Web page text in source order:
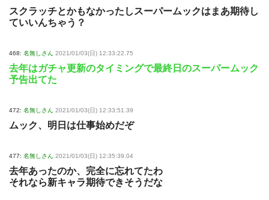
スクラッチとかもなかったしスーパームックはまあ期待し
ていいんちゃう？
468: 名無しさん 2021/01/03(日) 12:33:22.75
去年はガチャ更新のタイミングで最終日のスーパームック
予告出てた
472: 名無しさん 2021/01/03(日) 12:33:51.39
ムック、明日は仕事始めだぞ
477: 名無しさん 2021/01/03(日) 12:35:39.04
去年あったのか、完全に忘れてたわ
それなら新キャラ期待できそうだな